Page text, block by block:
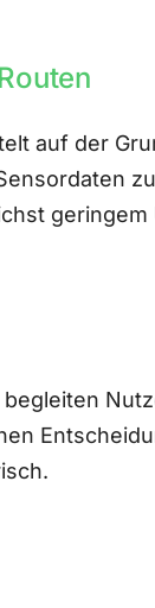
auf der
geringem